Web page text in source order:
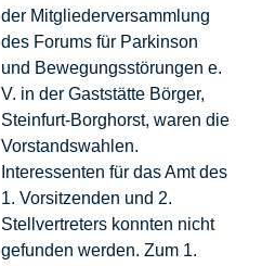
der Mitgliederversammlung
des Forums für Parkinson
und Bewegungsstörungen e.
V. in der Gaststätte Börger,
Steinfurt-Borghorst, waren die
Vorstandswahlen.
Interessenten für das Amt des
1. Vorsitzenden und 2.
Stellvertreters konnten nicht
gefunden werden. Zum 1.